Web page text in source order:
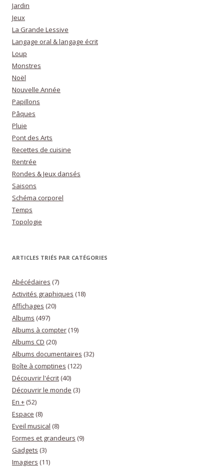
Jardin
Jeux
La Grande Lessive
Langage oral & langage écrit
Loup
Monstres
Noël
Nouvelle Année
Papillons
Pâques
Pluie
Pont des Arts
Recettes de cuisine
Rentrée
Rondes & Jeux dansés
Saisons
Schéma corporel
Temps
Topologie
ARTICLES TRIÉS PAR CATÉGORIES
Abécédaires (7)
Activités graphiques (18)
Affichages (20)
Albums (497)
Albums à compter (19)
Albums CD (20)
Albums documentaires (32)
Boîte à comptines (122)
Découvrir l'écrit (40)
Découvrir le monde (3)
En + (52)
Espace (8)
Eveil musical (8)
Formes et grandeurs (9)
Gadgets (3)
Imagiers (11)